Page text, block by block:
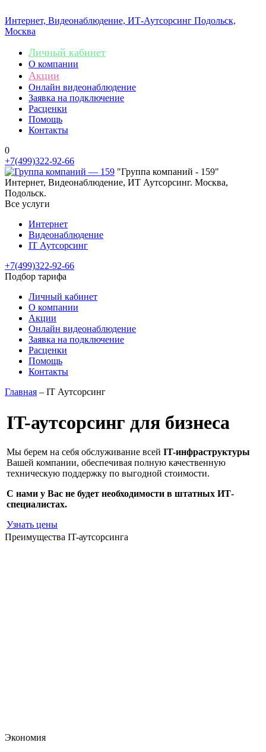
Интернет, Видеонаблюдение, ИТ-Аутсорсинг Подольск,
Москва
Личный кабинет
О компании
Акции
Онлайн видеонаблюдение
Заявка на подключение
Расценки
Помощь
Контакты
0
+7(499)322-92-66
"Группа компаний - 159"
Интернет, Видеонаблюдение, ИТ Аутсорсинг. Москва,
Подольск.
Все услуги
Интернет
Видеонаблюдение
IT Аутсорсинг
+7(499)322-92-66
Подбор тарифа
Личный кабинет
О компании
Акции
Онлайн видеонаблюдение
Заявка на подключение
Расценки
Помощь
Контакты
Главная – IT Аутсорсинг
IT-аутсорсинг для бизнеса
Мы берем на себя обслуживание всей IT-инфраструктуры
Вашей компании, обеспечивая полную качественную
техническую поддержку по выгодной стоимости.
С нами у Вас не будет необходимости в штатных ИТ-
специалистах.
Узнать цены
Преимущества IT-аутсорсинга
Экономия